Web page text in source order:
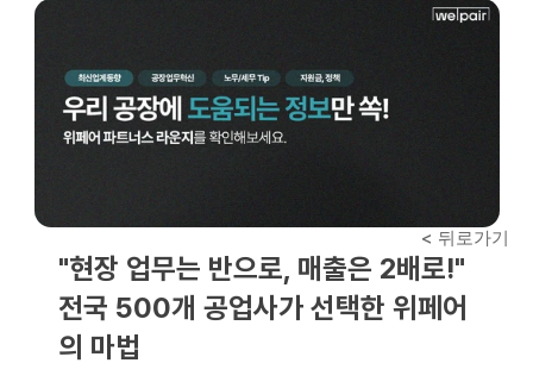
< 뒤로가기
"현장 업무는 반으로, 매출은 2배로!"
전국 500개 공업사가 선택한 위페어
의 마법